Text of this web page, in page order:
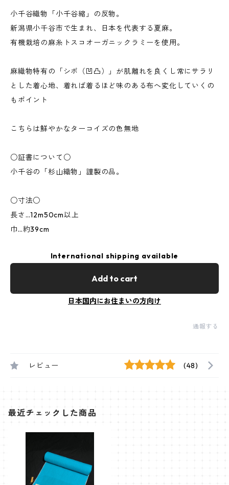
小千谷織物「小千谷縮」の反物。
新潟県小千谷市で生まれ、日本を代表する夏麻。
有機栽培の麻糸トスコオーガニックラミーを使用。
​麻織物特有の「シボ（凹凸）」が肌離れを良くし常にサラリ
とした着心地、着れば着るほど味のある布へ変化していくの
もポイント
こちらは鮮やかなターコイズの色無地
○証書について○
小千谷の「杉山織物」謹製の品。
○寸法○
長さ…12m50cm以上
巾…約39cm
International shipping available
Add to cart
日本国内にお住まいの方向け
通報する
レビュー (48)
最近チェックした商品